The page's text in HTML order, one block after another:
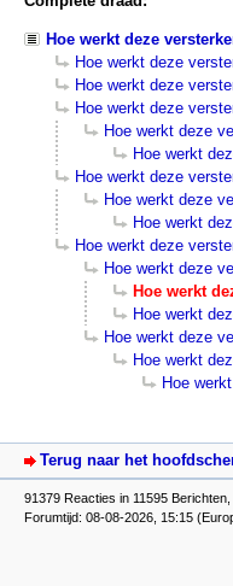
Hoe werkt deze
Hoe werkt deze
Hoe werkt deze
Hoe werkt deze
Hoe werkt deze
Hoe werkt
Hoe werkt deze
Hoe werkt deze
Hoe werkt
Hoe werkt deze
Hoe werkt deze
Hoe werkt
Hoe werkt
Hoe werkt deze
Hoe werkt
Hoe
Terug naar het
91379 Reacties in 11595
Forumtijd: 08-08-2026, 15:15